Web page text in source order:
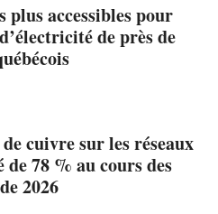
plus accessibles pour
de près de
cuivre sur les réseaux
de 78 % au cours des
2026